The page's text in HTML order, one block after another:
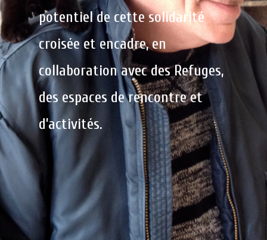
potentiel de cette solidarité
croisée et encadre, en
collaboration avec des Refuges,
des espaces de rencontre et
d’activités.